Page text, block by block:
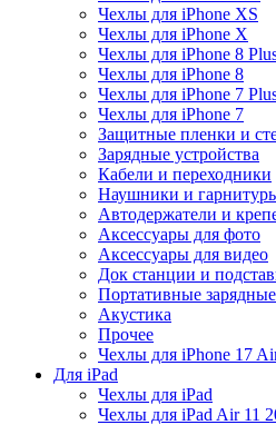
Чехлы для iPhone XS
Чехлы для iPhone X
Чехлы для iPhone 8
Чехлы для iPhone 8
Чехлы для iPhone 7
Чехлы для iPhone 7
Защитные пленки и
Зарядные устройства
Кабели и переходники
Наушники и
Автодержатели и
Аксессуары для фото
Аксессуары для видео
Док станции и
Портативные зарядные
Акустика
Прочее
Чехлы для iPhone 17
Для iPad
Чехлы для iPad
Чехлы для iPad Air 11